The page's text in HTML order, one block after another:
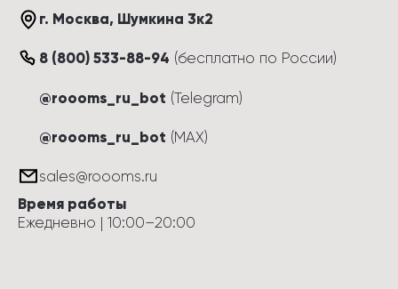
г. Москва, Шумкина 3к2
8 (800) 533-88-94 (бесплатно по России)
@roooms_ru_bot (Telegram)
@roooms_ru_bot (MAX)
sales@roooms.ru
Время работы
Ежедневно | 10:00–20:00